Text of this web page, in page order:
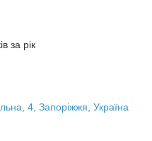
за рік
4, Запоріжжя, Україна